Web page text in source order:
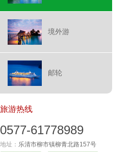
境外游
邮轮
旅游热线
0577-61778989
地址： 乐清市柳市镇柳青北路157号